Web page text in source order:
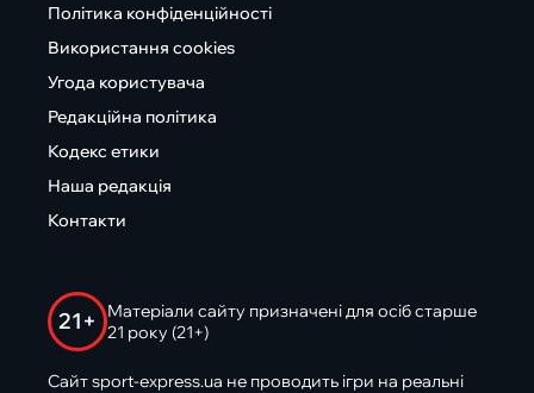
Політика конфіденційності
Використання cookies
Угода користувача
Редакційна політика
Кодекс етики
Наша редакція
Контакти
21+
Матеріали сайту призначені для осіб старше
21 року (21+)
Сайт sport-express.ua не проводить ігри на реальні